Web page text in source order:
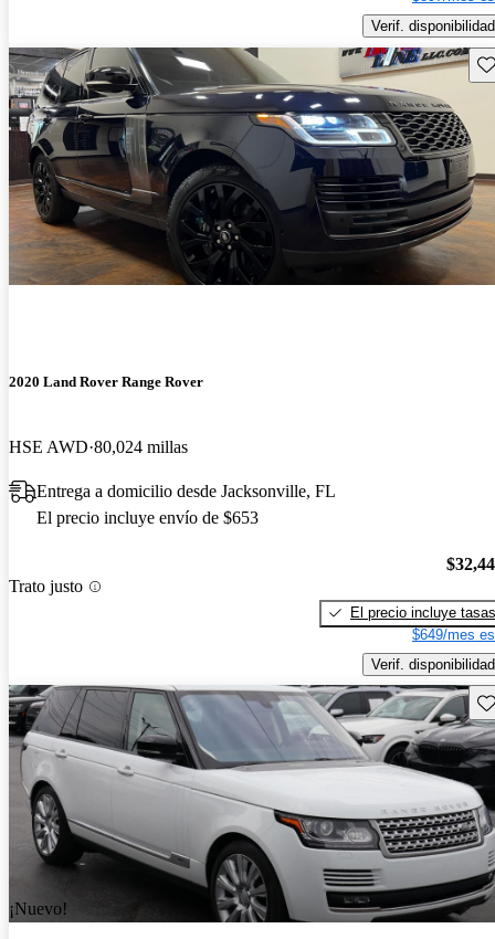
Verif. disponibilidad
2020 Land Rover Range Rover
HSE AWD 80,024 millas
Entrega a domicilio desde Jacksonville, FL
El precio incluye envío de $653
Trato justo
El precio incluye tasas
$649/mes
Verif. disponibilidad
¡Nuevo!